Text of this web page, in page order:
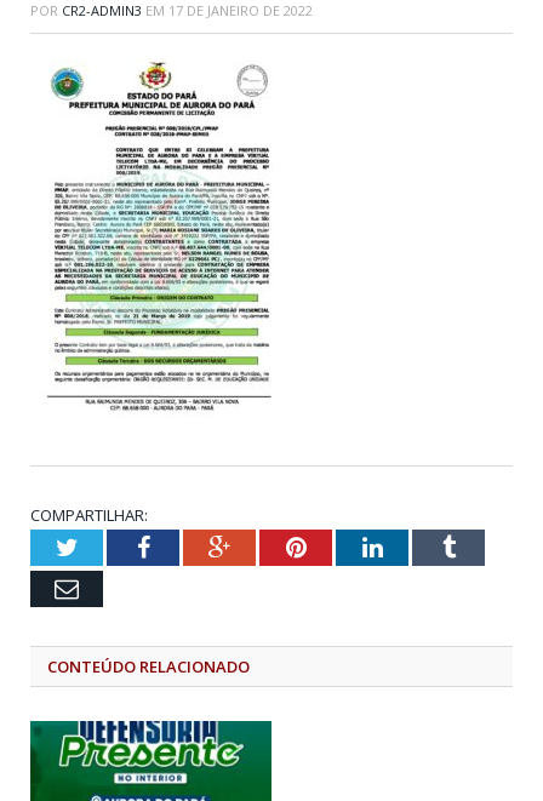
POR CR2-ADMIN3 EM 17 DE JANEIRO DE 2022
COMPARTILHAR:
TwitterFacebookGoogle+PinterestLinkedInTumblr
Email
CONTEÚDO RELACIONADO